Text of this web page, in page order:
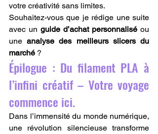
votre créativité sans limites.
Souhaitez-vous que je rédige une suite
avec un guide d’achat personnalisé ou
une analyse des meilleurs slicers du
marché ?
Épilogue : Du filament PLA à
l’infini créatif – Votre voyage
commence ici.
Dans l’immensité du monde numérique,
une révolution silencieuse transforme